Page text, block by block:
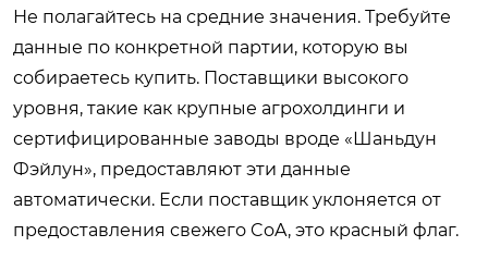
Не полагайтесь на средние значения. Требуйте
данные по конкретной партии, которую вы
собираетесь купить. Поставщики высокого
уровня, такие как крупные агрохолдинги и
сертифицированные заводы вроде «Шаньдун
Фэйлун», предоставляют эти данные
автоматически. Если поставщик уклоняется от
предоставления свежего CoA, это красный флаг.